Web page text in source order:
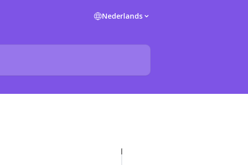
Nederlands